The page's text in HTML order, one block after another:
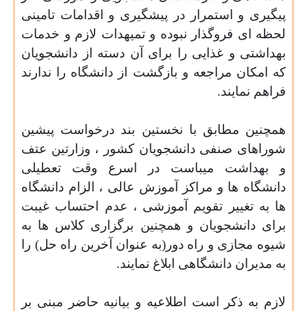
پیگیری و استمرار در پیشگیری و اقدامات تامینی
لحظه ای فروگذار نبوده و تمیهدات لازم و خدمات
بهداشتی و غذایی را برای آن دسته از دانشجویان
که امکان مراجعه و بازگشت از دانشگاه را ندارند
فراهم نمایند.
همچنین مطابق با نخستین بند درخواست پیشین
شوراهای صنفی دانشجویان کشور ، وزارتین عتف
و بهداشت میباست در اسرع وقت تعطیلی
دانشگاه ها و مراکز آموزش عالی ، الزام دانشگاه
ها به تغییر تقویم آموزشی ، عدم احتساب غیبت
برای دانشجویان و همچنین برگزاری کلاس ها به
شیوه مجازی و راه دور(به عنوان آخرین راه حل) را
به مدیران دانشگاهی ابلاغ نمایند.
لازم به ذکر است اطلاعیه و بیانیه حاضر مبنی بر